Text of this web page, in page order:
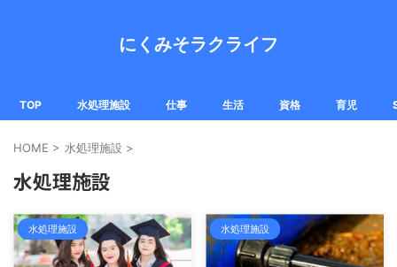
にくみそラクライフ
TOP 水処理施設 仕事 生活 資格 育児
HOME > 水処理施設 >
水処理施設
水処理施設 水処理施設